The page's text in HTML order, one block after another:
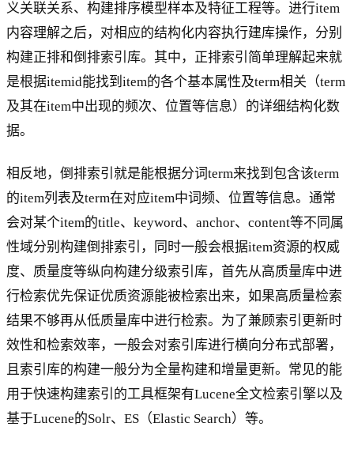
义关联关系、构建排序模型样本及特征工程等。进行item
内容理解之后，对相应的结构化内容执行建库操作，分别
构建正排和倒排索引库。其中，正排索引简单理解起来就
是根据itemid能找到item的各个基本属性及term相关（term
及其在item中出现的频次、位置等信息）的详细结构化数
据。
相反地，倒排索引就是能根据分词term来找到包含该term
的item列表及term在对应item中词频、位置等信息。通常
会对某个item的title、keyword、anchor、content等不同属
性域分别构建倒排索引，同时一般会根据item资源的权威
度、质量度等纵向构建分级索引库，首先从高质量库中进
行检索优先保证优质资源能被检索出来，如果高质量检索
结果不够再从低质量库中进行检索。为了兼顾索引更新时
效性和检索效率，一般会对索引库进行横向分布式部署，
且索引库的构建一般分为全量构建和增量更新。常见的能
用于快速构建索引的工具框架有Lucene全文检索引擎以及
基于Lucene的Solr、ES（Elastic Search）等。